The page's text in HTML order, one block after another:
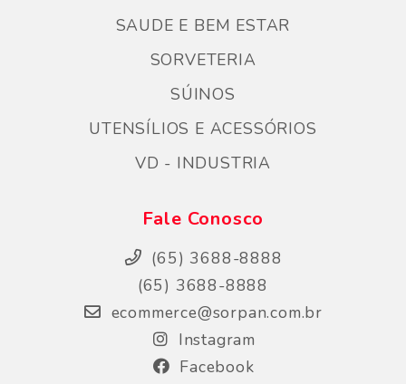
SAUDE E BEM ESTAR
SORVETERIA
SÚINOS
UTENSÍLIOS E ACESSÓRIOS
VD - INDUSTRIA
Fale Conosco
(65) 3688-8888
(65) 3688-8888
ecommerce@sorpan.com.br
Instagram
Facebook